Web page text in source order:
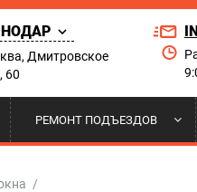
Дмитровское
60
КОНДИЦИОНЕР
РЕМОНТ ПОДЪЕЗДОВ
ДВЕРИ
И УСТАНОВКА
/